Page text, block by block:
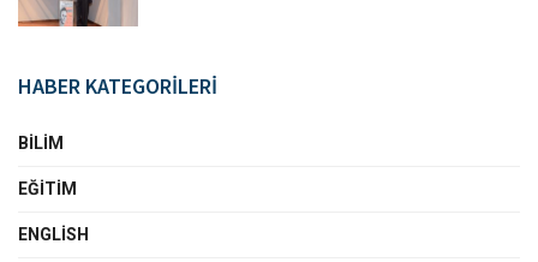
HABER KATEGORİLERİ
BILIM
EĞITIM
ENGLISH